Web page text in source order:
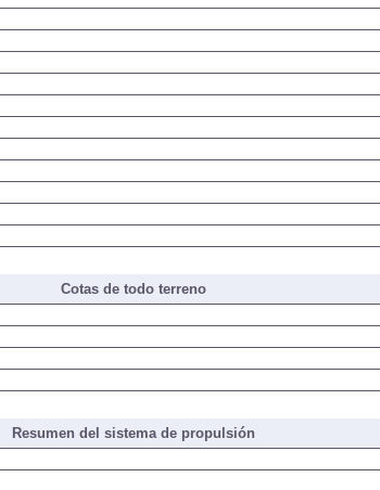
Cotas de todo terreno
Resumen del sistema de propulsión